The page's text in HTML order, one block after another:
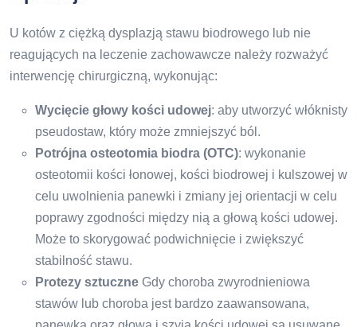
U kotów z ciężką dysplazją stawu biodrowego lub nie
reagujących na leczenie zachowawcze należy rozważyć
interwencję chirurgiczną, wykonując:
Wycięcie głowy kości udowej: aby utworzyć włóknisty
pseudostaw, który może zmniejszyć ból.
Potrójna osteotomia biodra (OTC): wykonanie
osteotomii kości łonowej, kości biodrowej i kulszowej w
celu uwolnienia panewki i zmiany jej orientacji w celu
poprawy zgodności między nią a głową kości udowej.
Może to skorygować podwichnięcie i zwiększyć
stabilność stawu.
Protezy sztuczne Gdy choroba zwyrodnieniowa
stawów lub choroba jest bardzo zaawansowana,